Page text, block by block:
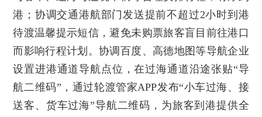
港；协调交通港航部门发送提前不超过2小时到港
待渡温馨提示短信，避免未购票旅客盲目前往港口
而影响行程计划。协调百度、高德地图等导航企业
设置进港通道导航点位，在过海通道沿途张贴“导
航二维码”，通过轮渡管家APP发布“小车过海、接
送客、货车过海”导航二维码，为旅客到港提供全